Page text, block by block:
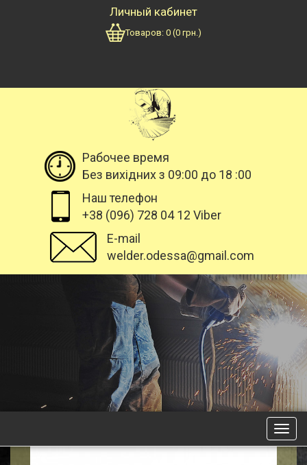
Личный кабинет
Товаров: 0 (0 грн.)
Рабочее время
Без вихідних з 09:00 до 18 :00
Наш телефон
+38 (096) 728 04 12 Viber
E-mail
welder.odessa@gmail.com